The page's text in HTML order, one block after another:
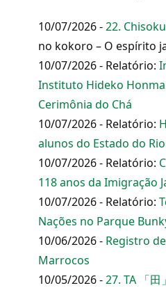
10/07/2026 -22.
no kokoro – O espírito
10/07/2026 - Relatório:
Instituto Hideko
Cerimônia do Chá
10/07/2026 - Relatório:
alunos do Estado do
10/07/2026 - Relatório:
118 anos da Imigração
10/07/2026 - Relatório:
Nações no Parque
10/06/2026 - Registro
Marrocos
10/05/2026 -27. TA 「田」